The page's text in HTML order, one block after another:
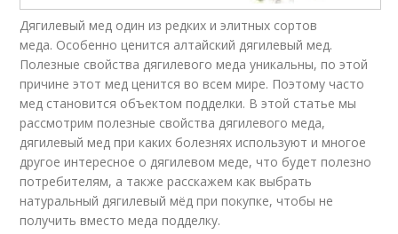
Дягилевый мед один из редких и элитных сортов
меда. Особенно ценится алтайский дягилевый мед.
Полезные свойства дягилевого меда уникальны, по этой
причине этот мед ценится во всем мире. Поэтому часто
мед становится объектом подделки. В этой статье мы
рассмотрим полезные свойства дягилевого меда,
дягилевый мед при каких болезнях используют и многое
другое интересное о дягилевом меде, что будет полезно
потребителям, а также расскажем как выбрать
натуральный дягилевый мёд при покупке, чтобы не
получить вместо меда подделку.